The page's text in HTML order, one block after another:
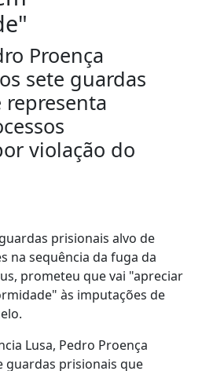
Proença
sete guardas
violação do
prisionais alvo de
na sequência da fuga da
prometeu que vai "apreciar
às imputações de
Lusa, Pedro Proença
guardas prisionais que